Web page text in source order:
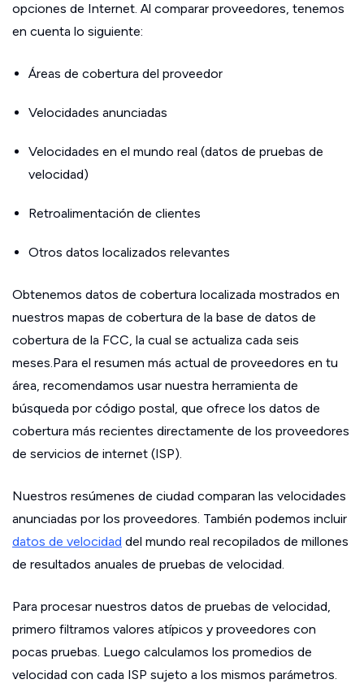
opciones de Internet. Al comparar proveedores, tenemos
en cuenta lo siguiente:
Áreas de cobertura del proveedor
Velocidades anunciadas
Velocidades en el mundo real (datos de pruebas de
velocidad)
Retroalimentación de clientes
Otros datos localizados relevantes
Obtenemos datos de cobertura localizada mostrados en
nuestros mapas de cobertura de la base de datos de
cobertura de la FCC, la cual se actualiza cada seis
meses.Para el resumen más actual de proveedores en tu
área, recomendamos usar nuestra herramienta de
búsqueda por código postal, que ofrece los datos de
cobertura más recientes directamente de los proveedores
de servicios de internet (ISP).
Nuestros resúmenes de ciudad comparan las velocidades
anunciadas por los proveedores. También podemos incluir
datos de velocidad del mundo real recopilados de millones
de resultados anuales de pruebas de velocidad.
Para procesar nuestros datos de pruebas de velocidad,
primero filtramos valores atípicos y proveedores con
pocas pruebas. Luego calculamos los promedios de
velocidad con cada ISP sujeto a los mismos parámetros.